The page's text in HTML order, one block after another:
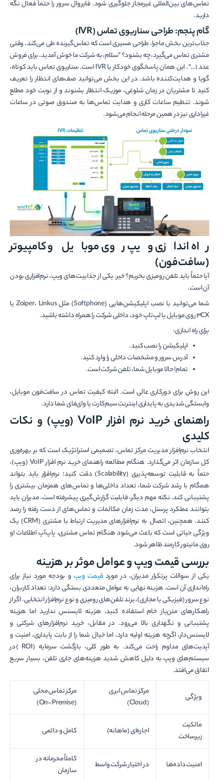
تماس‌های بین‌المللی غیرمجاز جلوگیری شود. فایروال سرور را حتماً فعال نگه
دارید.
گام پنجم: طراحی سناریوی تماس (IVR)
جذاب‌ترین بخش ماجرا، طراحی مسیری است که تماس‌گیرنده طی می‌کند. وقتی
مشتری تماس می‌گیرد، چه بشنود؟ “سلام، به شرکت ما خوش آمدید، برای فروش
عدد ۱…”. این همان پاسخگوی خودکار یا IVR است. سناریوی تماس باید کوتاه،
گویا و هدایت‌کننده باشد. در این بخش می‌توانید صف‌های انتظار را تعریف
کنید تا مشتریان در زمان شلوغی، موزیک انتظار بشنوند و از نوبت خود مطلع
شوند. تنظیم ساعات کاری و هدایت تماس‌ها به صندوق صوتی در ساعات
غیراداری نیز در همین مرحله انجام می‌شود.
راه اندازی ویپ روی موبایل و کامپیوتر
(سافت‌فون)
آیا حتماً باید تلفن رومیزی بخریم؟ خیر. یکی از جذابیت‌های ویپ، نرم‌افزاری بودن
آن است.
شما می‌توانید با نصب اپلیکیشن‌هایی (Softphone) مثل Zoiper، Linkus یا
3CX روی موبایل یا لپ‌تاپ خود، داخلی شرکت را همراه داشته باشید.
برای راه اندازی:
اپلیکیشن را نصب کنید.
آدرس سرور و مشخصات داخلی را وارد کنید.
تمام! حالا موبایل شما، تلفن شرکت است.
این روش برای دورکاری عالی است. البته کیفیت تماس در سافت‌فون موبایل،
وابستگی شدیدی به پایداری اینترنت سیم‌کارت یا وای‌فای شما دارد.
راهنمای خرید نرم افزار VoIP (ویپ) و نکات
کلیدی
انتخاب نرم‌افزار مدیریت مرکز تماس، تصمیمی استراتژیک است که بر بهره‌وری
کل سازمان اثر می‌گذارد. هنگام مطالعه راهنمای خرید نرم افزار VoIP (ویپ)،
حتماً به قابلیت توسعه‌پذیری (Scalability) دقت کنید؛ نرم‌افزار باید بتواند
همگام با رشد شرکت شما، تعداد داخلی‌ها و تماس‌های همزمان بیشتری را
پشتیبانی کند. نکته مهم دیگر، قابلیت گزارش‌گیری پیشرفته است. مدیران باید
بتوانند عملکرد پرسنل، مدت زمان مکالمات و تماس‌های از دست رفته را رصد
کنند. همچنین، اتصال به نرم‌افزارهای مدیریت ارتباط با مشتری (CRM) یک
ویژگی حیاتی است که باعث می‌شود هنگام تماس مشتری، پاپ‌آپ اطلاعات او
روی مانیتور کارمند ظاهر شود.
بررسی قیمت ویپ و عوامل موثر بر هزینه
یکی از سوالات پرتکرار مدیران، در موردقیمت ویپ و بودجه مورد نیاز برای
راه‌اندازی آن است. هزینه نهایی به عوامل متعددی بستگی دارد: تعداد کاربران،
نوع سرور (فیزیکی یا مجازی)، برند تلفن‌های رومیزی و نوع نرم‌افزار انتخابی. اگر از
راهکارهای متن‌باز خام استفاده کنید، هزینه لایسنس ندارید اما هزینه
پشتیبانی و نگهداری بالا می‌رود. در مقابل، خرید نرم‌افزارهای شرکتی و
لایسنس‌دار، اگرچه هزینه اولیه دارد، اما خیال شما را از بابت پایداری، امنیت و
آپدیت‌های مداوم راحت می‌کند. به طور کلی، بازگشت سرمایه (ROI) در
سیستم‌های ویپ به دلیل کاهش شدید هزینه‌های جاری تلفن، بسیار سریع
اتفاق می‌افتد.
ویژگی
مرکز تماس ابری
(Cloud)
مرکز تماس محلی
(On-Premise)
مالکیت
زیرساخت
اجاره‌ای (ماهانه) کامل و دائمی
امنیت داده‌ها در اختیار شرکت واسط
کاملاً محرمانه در
سازمان